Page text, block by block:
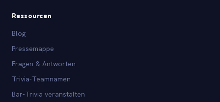
Ressourcen
Blog
Pressemappe
Fragen & Antworten
Trivia-Teamnamen
Bar-Trivia veranstalten